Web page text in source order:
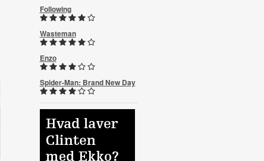
Following
Wasteman
Enzo
Spider-Man: Brand New Day